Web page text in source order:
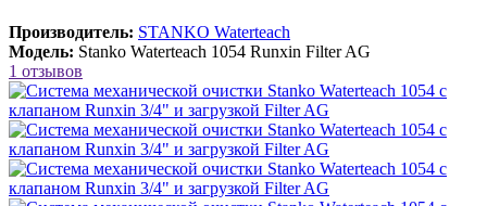
Производитель: STANKO Waterteach
Модель: Stanko Waterteach 1054 Runxin Filter AG
1 отзывов